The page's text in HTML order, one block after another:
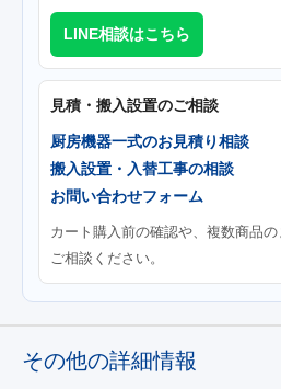
LINE相談はこちら
見積・搬入設置のご相談
厨房機器一式のお見積り相談
搬入設置・入替工事の相談
お問い合わせフォーム
カート購入前の確認や、複数商品
ご相談ください。
その他の詳細情報